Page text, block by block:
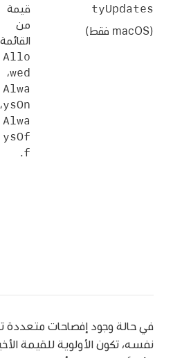
tyUpdates
(‏macOS فقط)
قيمة
من
‏Allo
wed،
‏Alwa
ysOn‏،
Alwa
ysOf
f
في حالة وجود إفصاحات متعددة
نفسه، تكون الأولوية للقيمة